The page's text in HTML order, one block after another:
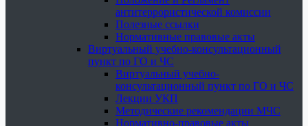
антитеррористической комиссии
Полезные ссылки
Нормативные правовые акты
Виртуальный учебно-консультационный
пункт по ГО и ЧС
Виртуальный учебно-
консультационный пункт по ГО и ЧС
Лекции УКП
Методические рекомендации МЧС
Нормативно-правовые акты